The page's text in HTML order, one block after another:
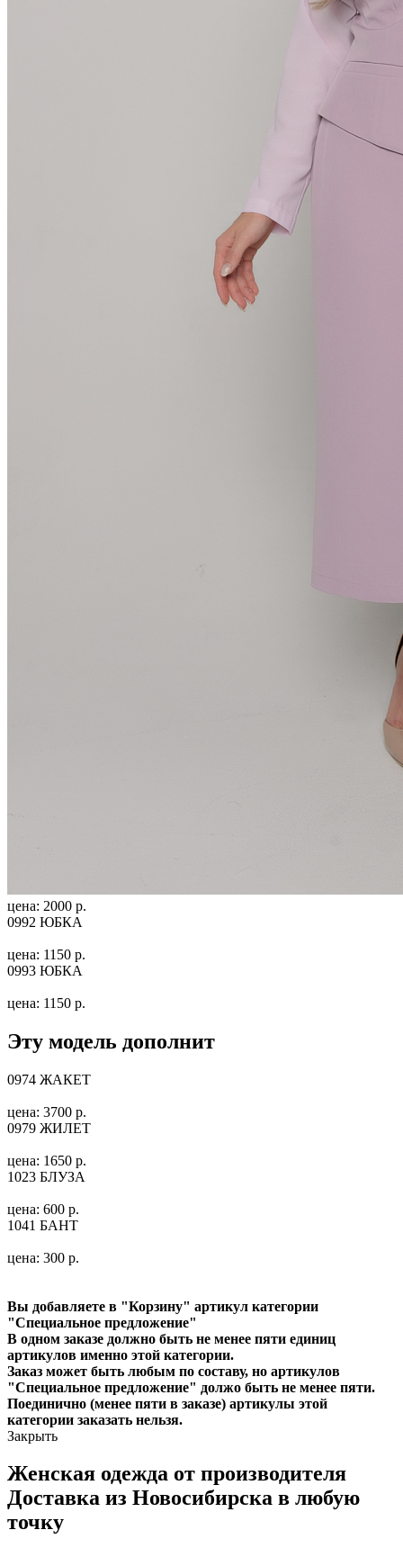
цена: 2000 р.
0992 ЮБКА
цена: 1150 р.
0993 ЮБКА
цена: 1150 р.
Эту модель дополнит
0974 ЖАКЕТ
цена: 3700 р.
0979 ЖИЛЕТ
цена: 1650 р.
1023 БЛУЗА
цена: 600 р.
1041 БАНТ
цена: 300 р.
Вы добавляете в "Корзину" артикул категории
"Специальное предложение"
В одном заказе должно быть не менее пяти единиц
артикулов именно этой категории.
Заказ может быть любым по составу, но артикулов
"Специальное предложение" должо быть не менее пяти.
Поединично (менее пяти в заказе) артикулы этой
категории заказать нельзя.
Закрыть
Женская одежда от производителя
Доставка из Новосибирска в любую
точку